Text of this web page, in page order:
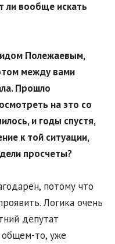
ли вообще искать
Полежаевым,
между вами
Прошло
на это со
и годы спустя,
к той ситуации,
просчеты?
потому что
Логика очень
депутат
общем-то, уже